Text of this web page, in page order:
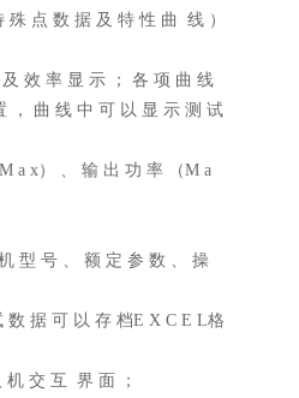
点 数 据 及 特 性 曲 线 ）
效 率 显 示 ； 各 项 曲 线
， 曲 线 中 可 以 显 示 测 试
a x） 、 输 出 功 率 （M a
型 号 、 额 定 参 数 、 操
据 可 以 存 档E X C E L格
交 互 界 面 ；